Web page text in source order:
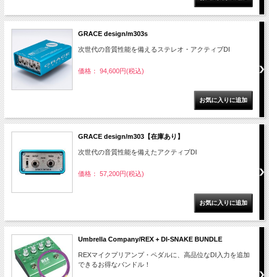
GRACE design/m303s
次世代の音質性能を備えるステレオ・アクティブDI
価格： 94,600円(税込)
GRACE design/m303【在庫あり】
次世代の音質性能を備えたアクティブDI
価格： 57,200円(税込)
Umbrella Company/REX + DI-SNAKE BUNDLE
REXマイクプリアンプ・ペダルに、高品位なDI入力を追加
できるお得なバンドル！